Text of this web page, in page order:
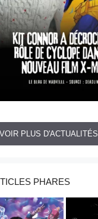
VOIR PLUS D'ACTUALITÉS
PHARES